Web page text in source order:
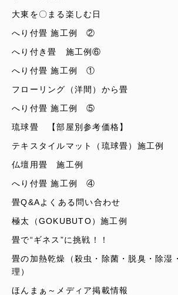
大東を〇まる楽しむ日
へり付畳 施工例 ②
へり付き畳 施工例⑥
へり付畳 施工例 ①
フローリング（洋間）から畳
へり付畳 施工例 ⑤
琉球畳 【部屋別参考価格】
テキスタイルマット（琉球畳）施工例
仏壇用畳 施工例
へり付畳 施工例 ④
畳Q&Aよくある問い合わせ
極太（GOKUBUTO）施工例
畳で“ギネス”に挑戦！！
畳の加熱乾燥（殺虫・除菌・脱臭・除湿
理）
ほんまぁ～メディア掲載情報